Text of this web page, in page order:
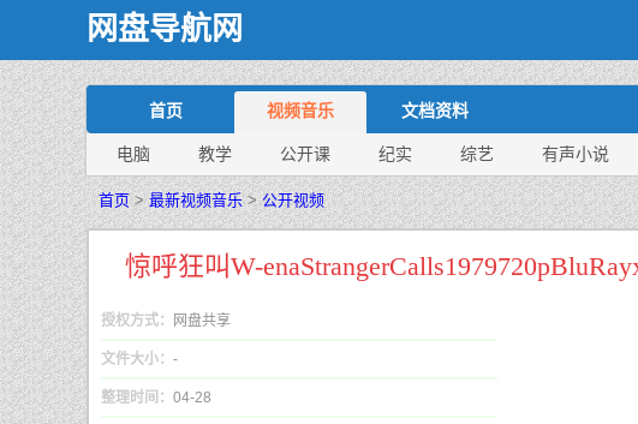
网盘导航网
首页 视频音乐 文档资料
电脑 教学 公开课 纪实 综艺 有声小说
首页>最新视频音乐>公开视频
惊呼狂叫W-
授权方式： 网盘共享
文件大小： -
整理时间： 04-28